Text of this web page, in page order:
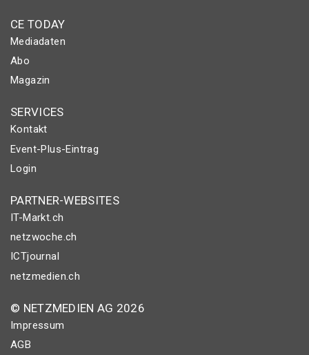
CE TODAY
Mediadaten
Abo
Magazin
SERVICES
Kontakt
Event-Plus-Eintrag
Login
PARTNER-WEBSITES
IT-Markt.ch
netzwoche.ch
ICTjournal
netzmedien.ch
© NETZMEDIEN AG 2026
Impressum
AGB